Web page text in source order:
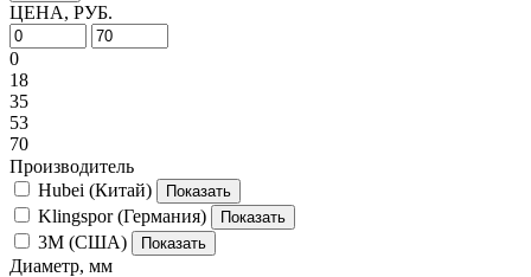
ЦЕНА, РУБ.
0
18
35
53
70
Производитель
Hubei (Китай)
Klingspor (Германия)
3M (США)
Диаметр, мм